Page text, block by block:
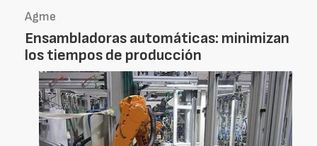
Agme
Ensambladoras automáticas: minimizan
los tiempos de producción